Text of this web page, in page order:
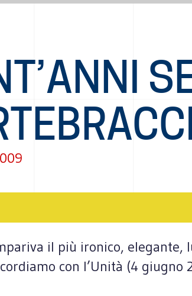
il più ironico, elegante,
con l’Unità (4